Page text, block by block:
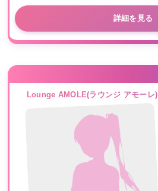
詳細を見る
Lounge AMOLE(ラウンジ アモーレ)